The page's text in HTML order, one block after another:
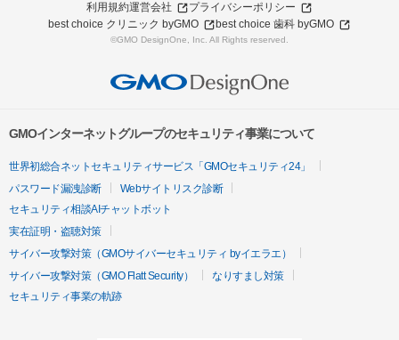
利用規約運営会社
プライバシーポリシー
best choice クリニック byGMO
best choice 歯科 byGMO
©GMO DesignOne, Inc. All Rights reserved.
GMOインターネットグループのセキュリティ事業について
世界初総合ネットセキュリティサービス「GMOセキュリティ24」
パスワード漏洩診断
Webサイトリスク診断
セキュリティ相談AIチャットボット
実在証明・盗聴対策
サイバー攻撃対策（GMOサイバーセキュリティ byイエラエ）
サイバー攻撃対策（GMO Flatt Security）
なりすまし対策
セキュリティ事業の軌跡